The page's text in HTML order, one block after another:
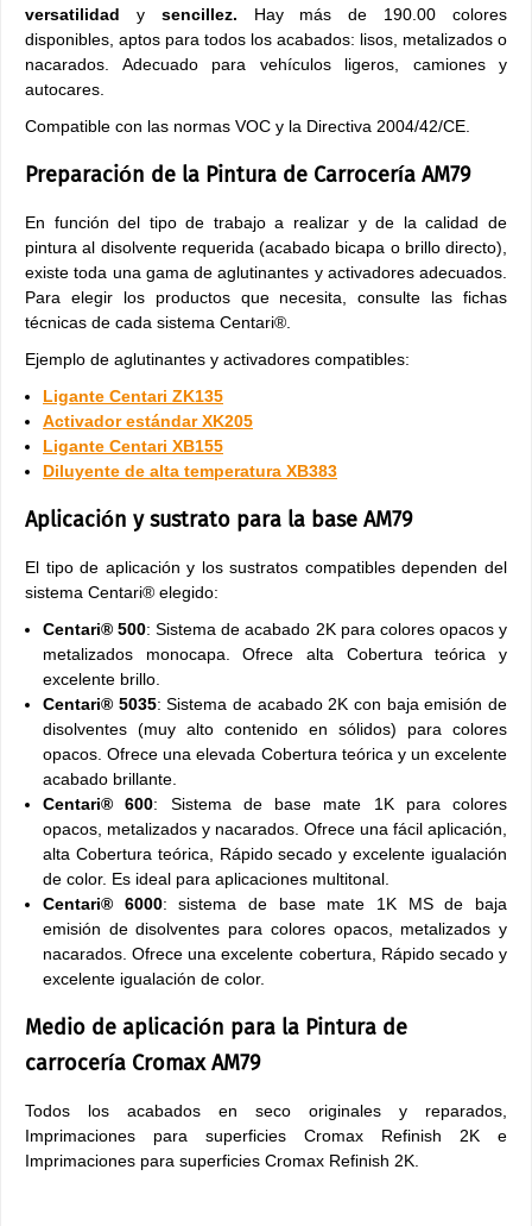
versatilidad y sencillez. Hay más de 190.00 colores
disponibles, aptos para todos los acabados: lisos, metalizados o
nacarados. Adecuado para vehículos ligeros, camiones y
autocares.
Compatible con las normas VOC y la Directiva 2004/42/CE.
Preparación de la Pintura de Carrocería AM79
En función del tipo de trabajo a realizar y de la calidad de
pintura al disolvente requerida (acabado bicapa o brillo directo),
existe toda una gama de aglutinantes y activadores adecuados.
Para elegir los productos que necesita, consulte las fichas
técnicas de cada sistema Centari®.
Ejemplo de aglutinantes y activadores compatibles:
Ligante Centari ZK135
Activador estándar XK205
Ligante Centari XB155
Diluyente de alta temperatura XB383
Aplicación y sustrato para la base AM79
El tipo de aplicación y los sustratos compatibles dependen del
sistema Centari® elegido:
Centari® 500: Sistema de acabado 2K para colores opacos y
metalizados monocapa. Ofrece alta Cobertura teórica y
excelente brillo.
Centari® 5035: Sistema de acabado 2K con baja emisión de
disolventes (muy alto contenido en sólidos) para colores
opacos. Ofrece una elevada Cobertura teórica y un excelente
acabado brillante.
Centari® 600: Sistema de base mate 1K para colores
opacos, metalizados y nacarados. Ofrece una fácil aplicación,
alta Cobertura teórica, Rápido secado y excelente igualación
de color. Es ideal para aplicaciones multitonal.
Centari® 6000: sistema de base mate 1K MS de baja
emisión de disolventes para colores opacos, metalizados y
nacarados. Ofrece una excelente cobertura, Rápido secado y
excelente igualación de color.
Medio de aplicación para la Pintura de
carrocería Cromax AM79
Todos los acabados en seco originales y reparados,
Imprimaciones para superficies Cromax Refinish 2K e
Imprimaciones para superficies Cromax Refinish 2K.